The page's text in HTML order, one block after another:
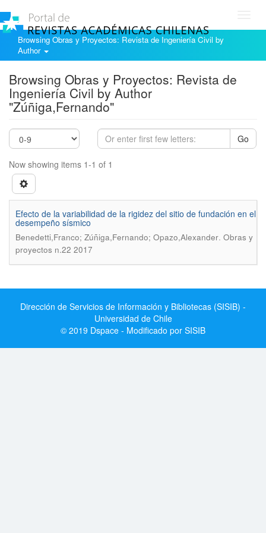
Browsing Obras y Proyectos: Revista de Ingeniería Civil by
Author
Browsing Obras y Proyectos: Revista de
Ingeniería Civil by Author
"Zúñiga,Fernando"
Go
Now showing items 1-1 of 1
Efecto de la variabilidad de la rigidez del sitio de fundación en el
desempeño sísmico
Benedetti,Franco; Zúñiga,Fernando; Opazo,Alexander. Obras y
proyectos n.22 2017
Dirección de Servicios de Información y Bibliotecas (SISIB) -
Universidad de Chile
© 2019 Dspace - Modificado por SISIB